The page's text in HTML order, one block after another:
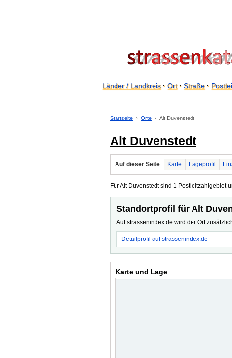
Länder / Landkreis· Ort· Straße·
Startseite Orte Alt Duvenstedt
Alt Duvenstedt
Auf dieser Seite Karte Lageprofil
Für Alt Duvenstedt sind 1 Postleitzahlgebiet
Standortprofil für Alt
Auf strassenindex.de wird der Ort
Detailprofil auf strassenindex.de
Karte und Lage